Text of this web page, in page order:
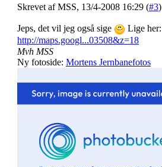
Skrevet af MSS, 13/4-2008 16:29 (#3)
Jeps, det vil jeg også sige
Lige her:
http://maps.googl...03508&z=18
Mvh MSS
Ny fotoside: Mortens Jernbanefotos